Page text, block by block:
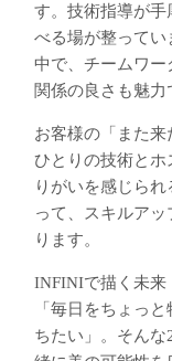
す。技術指導が
べる場が整って
中で、チームワー
関係の良さも魅力
お客様の「また来
ひとりの技術と
りがいを感じら
って、スキルア
ります。
INFINIで描く未来
「毎日をちょっ
ちたい」。そん